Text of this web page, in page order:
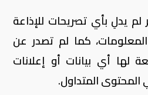
لم يدلِ بأي تصريحات للإذاعة
كما لم تصدر عن
لها أي بيانات أو إعلانات
المحتوى المتداول.